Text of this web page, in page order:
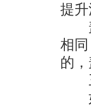
提升
盖
相
的
三
如